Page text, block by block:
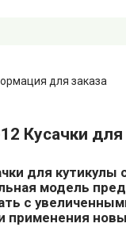
для заказа
Кусачки
для
модель
с
применения